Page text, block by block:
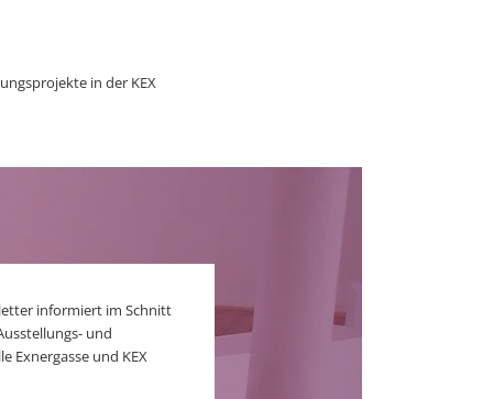
in der KEX
informiert im Schnitt
und
Exnergasse und KEX